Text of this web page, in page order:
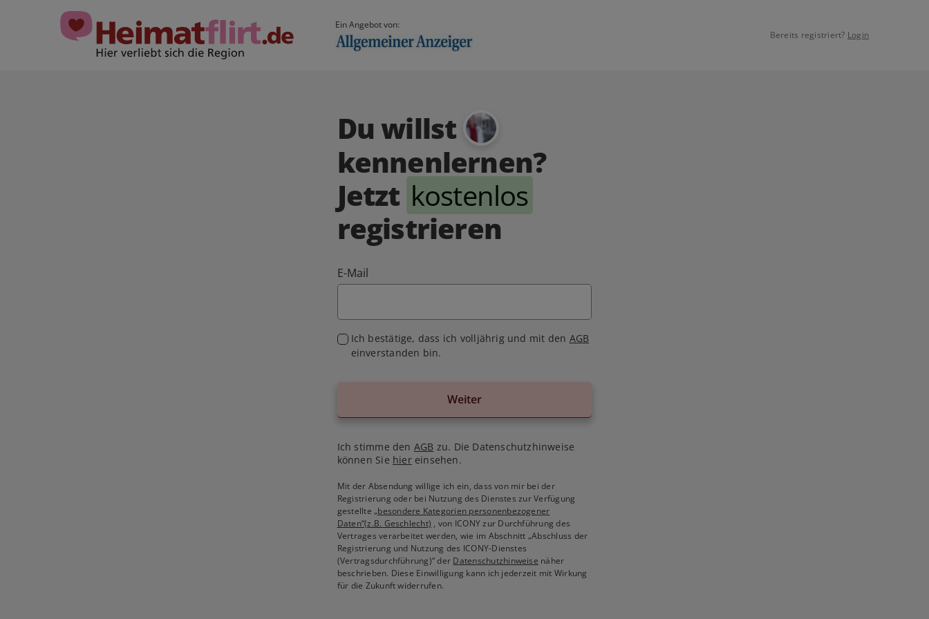
Ein Angebot von:
Bereits registriert? Login
Du willst
kennenlernen?
Jetzt kostenlos
registrieren
E-Mail
Ich bestätige, dass ich volljährig und mit den AGB
einverstanden bin.
Weiter
Ich stimme den AGB zu. Die Datenschutzhinweise
können Sie hiereinsehen.
Mit der Absendung willige ich ein, dass von mir bei der
Registrierung oder bei Nutzung des Dienstes zur Verfügung
gestellte„besondere Kategorien personenbezogener
Daten“(z.B. Geschlecht) , von ICONY zur Durchführung des
Vertrages verarbeitet werden, wie im Abschnitt „Abschluss der
Registrierung und Nutzung des ICONY-Dienstes
(Vertragsdurchführung)“ der Datenschutzhinweise näher
beschrieben. Diese Einwilligung kann ich jederzeit mit Wirkung
für die Zukunft widerrufen.